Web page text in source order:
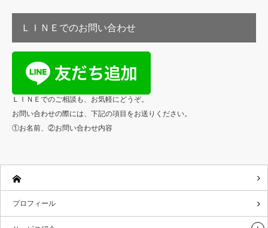
ＬＩＮＥでのお問い合わせ
ＬＩＮＥでのご相談も、お気軽にどうぞ。
お問い合わせの際には、下記の項目をお送りください。
①お名前、②お問い合わせ内容
プロフィール